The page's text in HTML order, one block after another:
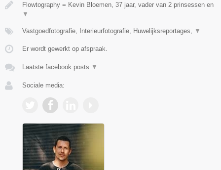
Flowtography = Kevin Bloemen, 37 jaar, vader van 2 prinsessen en
▼
Vastgoedfotografie, Interieurfotografie, Huwelijksreportages, ▼
Er wordt gewerkt op afspraak.
Laatste facebook posts ▼
Sociale media: